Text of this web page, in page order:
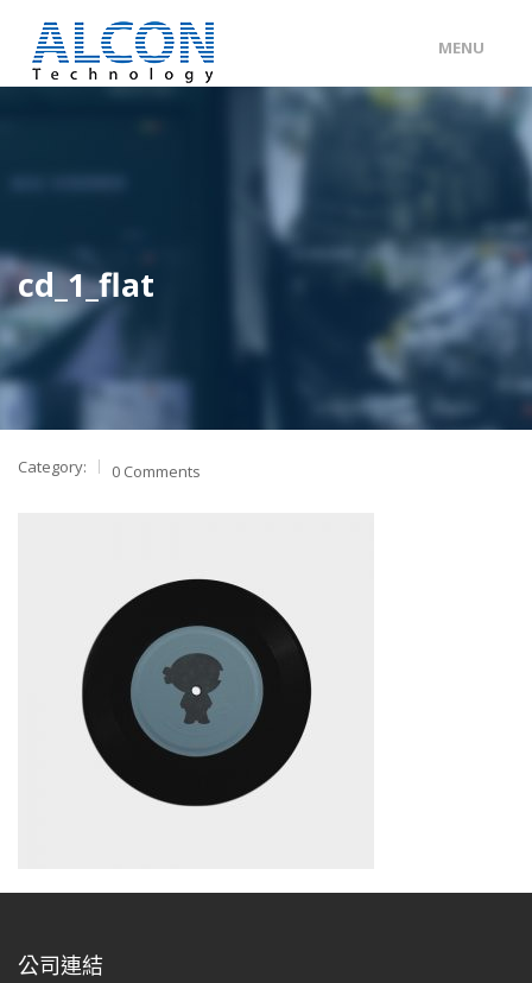
MENU
ENG / 中文
產品及服務
工程個案
聯絡我們
cd_1_flat
Category: 0 Comments
公司連結